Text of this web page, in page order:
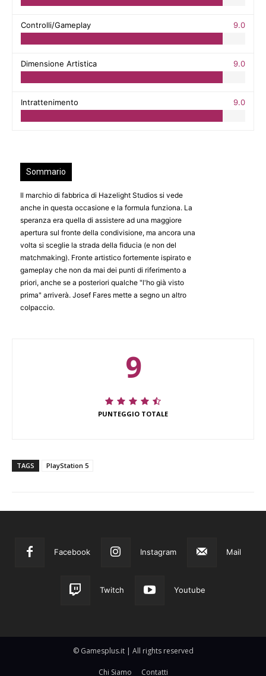
Controlli/Gameplay 9.0
Dimensione Artistica 9.0
Intrattenimento 9.0
Sommario
Il marchio di fabbrica di Hazelight Studios si vede
anche in questa occasione e la formula funziona. La
speranza era quella di assistere ad una maggiore
apertura sul fronte della condivisione, ma ancora una
volta si sceglie la strada della fiducia (e non del
matchmaking). Fronte artistico fortemente ispirato e
gameplay che non da mai dei punti di riferimento a
priori, anche se a posteriori qualche "l'ho già visto
prima" arriverà. Josef Fares mette a segno un altro
colpaccio.
9
PUNTEGGIO TOTALE
TAGS PlayStation 5
Facebook Instagram Mail
Twitch Youtube
© Gamesplus.it | All rights reserved
Chi Siamo Contatti